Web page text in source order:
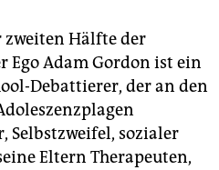
Hälfte der
Ego Adam Gordon ist ein
Debattierer, der an den
Selbstzweifel, sozialer
Eltern Therapeuten,